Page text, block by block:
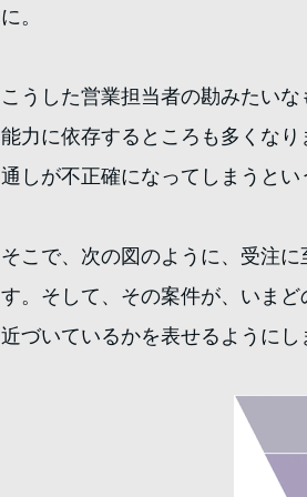
に。
こうした営業担当者の勘みたい
能力に依存するところも多くな
通しが不正確になってしまうと
そこで、次の図のように、受注
す。そして、その案件が、いま
近づいているかを表せるように